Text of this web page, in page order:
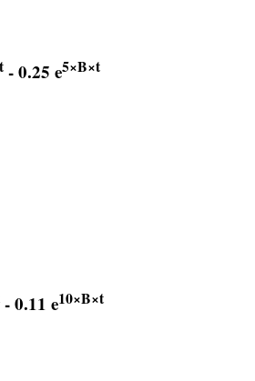
- 0.25 e5×B×t
- 0.11 e10×B×t